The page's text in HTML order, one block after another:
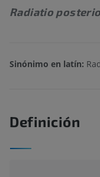
Radiatio
Sinónimo en latín:
Definición